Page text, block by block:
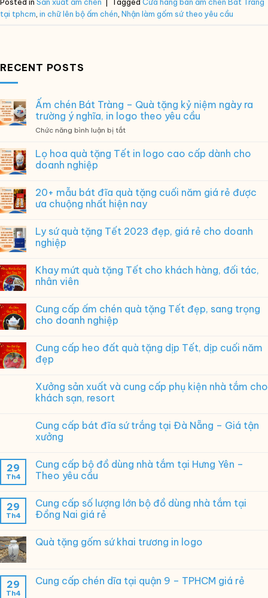
Posted in Sản xuất ấm chén Tagged Cửa hàng bán ấm chén Bát Tràng
tại tphcm, in chữ lên bộ ấm chén, Nhận làm gốm sứ theo yêu cầu
RECENT POSTS
Ấm chén Bát Tràng – Quà tặng kỷ niệm ngày ra
trường ý nghĩa, in logo theo yêu cầu
Chức năng bình luận bị tắtở
chén
Bát
Quà
tặng
ngày
nghĩa,
yêu
Lọ hoa quà tặng Tết in logo cao cấp dành cho
doanh nghiệp
20+ mẫu bát đĩa quà tặng cuối năm giá rẻ được
ưa chuộng nhất hiện nay
Ly sứ quà tặng Tết 2023 đẹp, giá rẻ cho doanh
nghiệp
Khay mứt quà tặng Tết cho khách hàng, đối tác,
nhân viên
Cung cấp ấm chén quà tặng Tết đẹp, sang trọng
cho doanh nghiệp
Cung cấp heo đất quà tặng dịp Tết, dịp cuối năm
đẹp
Xưởng sản xuất và cung cấp phụ kiện nhà tắm cho
khách sạn, resort
Cung cấp bát đĩa sứ trắng tại Đà Nẵng – Giá tận
xưởng
29
Th4
Cung cấp bộ đồ dùng nhà tắm tại Hưng Yên –
Theo yêu cầu
29
Th4
Cung cấp số lượng lớn bộ đồ dùng nhà tắm tại
Đồng Nai giá rẻ
Quà tặng gốm sứ khai trương in logo
29
Th4
Cung cấp chén dĩa tại quận 9 – TPHCM giá rẻ